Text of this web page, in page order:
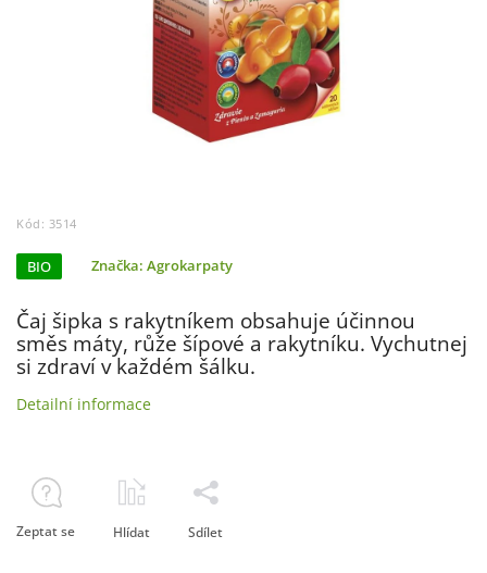
Kód: 3514
BIO Značka: Agrokarpaty
Čaj šipka s rakytníkem obsahuje účinnou
směs máty, růže šípové a rakytníku. Vychutnej
si zdraví v každém šálku.
Detailní informace
Zeptat se Hlídat Sdílet